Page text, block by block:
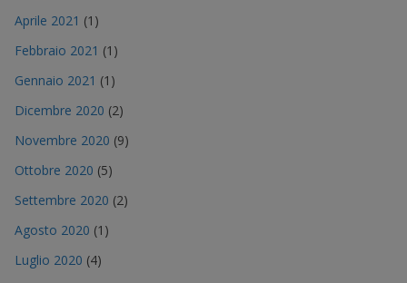
Aprile 2021 (1)
Febbraio 2021 (1)
Gennaio 2021 (1)
Dicembre 2020 (2)
Novembre 2020 (9)
Ottobre 2020 (5)
Settembre 2020 (2)
Agosto 2020 (1)
Luglio 2020 (4)